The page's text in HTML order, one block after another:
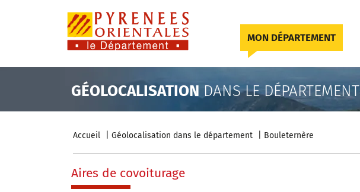
MON DÉPARTEMENT
GÉOLOCALISATION DANS LE DÉPARTEMENT
Accueil Géolocalisation dans le département Bouleternère
Aires de covoiturage